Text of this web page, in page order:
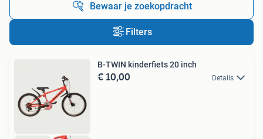
Bewaar je zoekopdracht
Filters
B-TWIN kinderfiets 20 inch
€ 10,00 Details